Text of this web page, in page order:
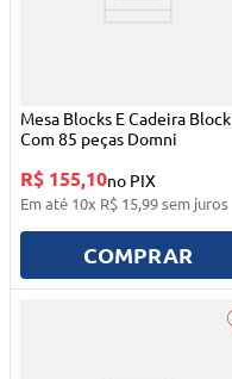
Mesa Blocks E Cadeira Block
Com 85 peças Domni
R$ 155,10no PIX
Em até 10x R$ 15,99sem juros
COMPRAR